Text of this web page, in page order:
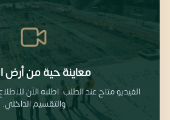
معاينة حية من أرض
الفيديو متاح عند الطلب. اطلبه الآن
والتقسيم الداخلي.